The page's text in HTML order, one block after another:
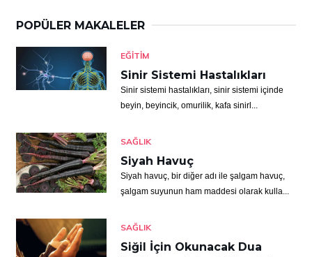
POPÜLER MAKALELER
EĞITIM
Sinir Sistemi Hastalıkları
Sinir sistemi hastalıkları, sinir sistemi içinde
beyin, beyincik, omurilik, kafa sinirl...
SAĞLIK
Siyah Havuç
Siyah havuç, bir diğer adı ile şalgam havuç,
şalgam suyunun ham maddesi olarak kulla...
SAĞLIK
Siğil İçin Okunacak Dua